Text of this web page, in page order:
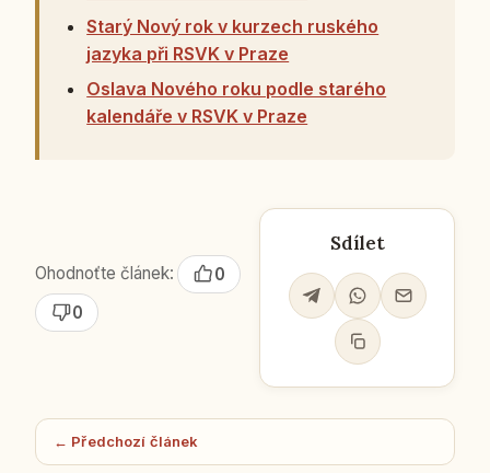
Starý Nový rok v kurzech ruského
jazyka při RSVK v Praze
Oslava Nového roku podle starého
kalendáře v RSVK v Praze
Ohodnoťte článek:
0
0
Sdílet
← Předchozí článek